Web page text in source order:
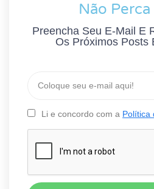
Não Perca
Preencha Seu E-Mail E
Os Próximos Posts
Li e concordo com a Política